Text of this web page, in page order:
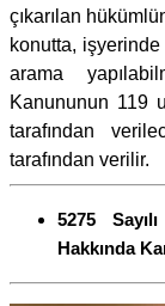
çıkarılan
konutta,
arama
Kanununun 119
tarafından
tarafından verilir.
5275
Hakkında